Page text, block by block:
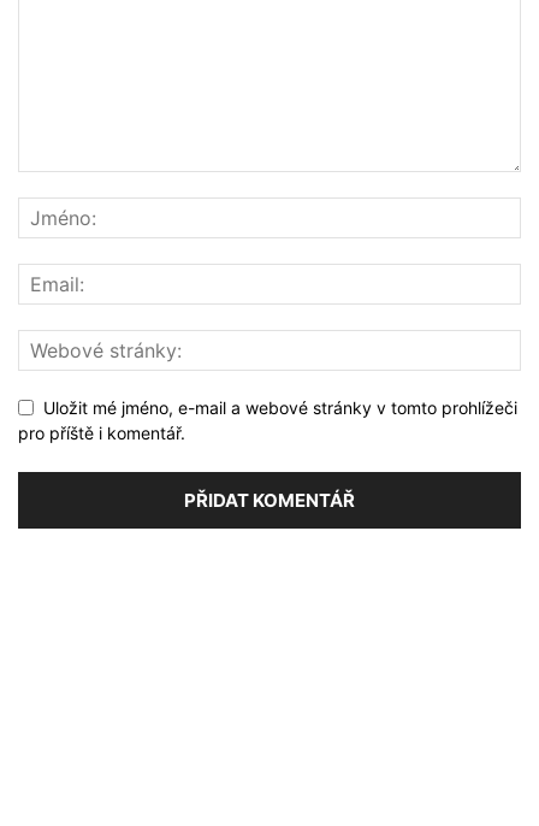
Uložit mé jméno, e-mail a webové stránky v tomto prohlížeči
pro příště i komentář.